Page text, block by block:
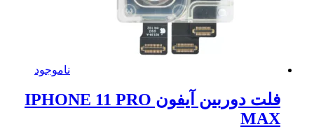
ناموجود
فلت دوربین آیفون IPHONE 11 PRO
MAX